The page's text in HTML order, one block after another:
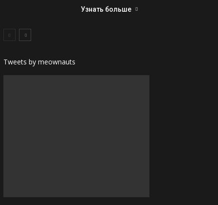
Узнать больше
Tweets by meownauts